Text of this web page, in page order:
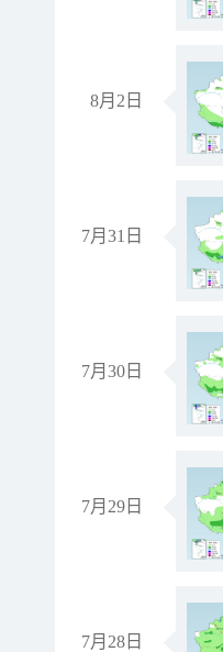
8月2日
7月31日
7月30日
7月29日
7月28日